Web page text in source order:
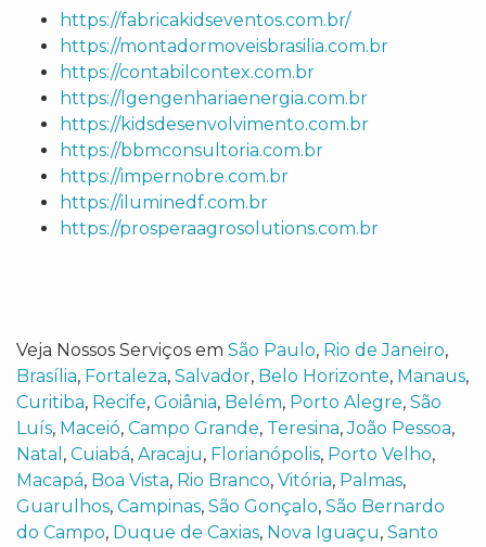
https://fabricakidseventos.com.br/
https://montadormoveisbrasilia.com.br
https://contabilcontex.com.br
https://lgengenhariaenergia.com.br
https://kidsdesenvolvimento.com.br
https://bbmconsultoria.com.br
https://impernobre.com.br
https://iluminedf.com.br
https://prosperaagrosolutions.com.br
Veja Nossos Serviços em São Paulo, Rio de Janeiro,
Brasília, Fortaleza, Salvador, Belo Horizonte, Manaus,
Curitiba, Recife, Goiânia, Belém, Porto Alegre, São
Luís, Maceió, Campo Grande, Teresina,João Pessoa,
Natal , Cuiabá, Aracaju, Florianópolis, Porto Velho,
Macapá, Boa Vista, Rio Branco, Vitória, Palmas,
Guarulhos, Campinas, São Gonçalo, São Bernardo
do Campo, Duque de Caxias, Nova Iguaçu, Santo